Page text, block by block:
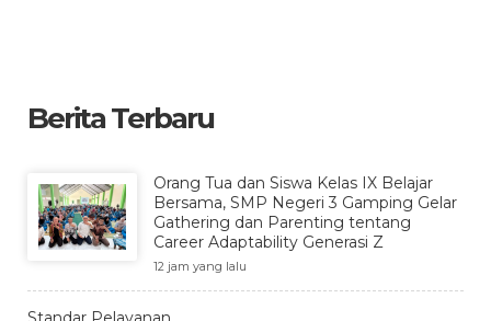
Berita Terbaru
Orang Tua dan Siswa Kelas IX Belajar
Bersama, SMP Negeri 3 Gamping Gelar
Gathering dan Parenting tentang
Career Adaptability Generasi Z
12 jam yang lalu